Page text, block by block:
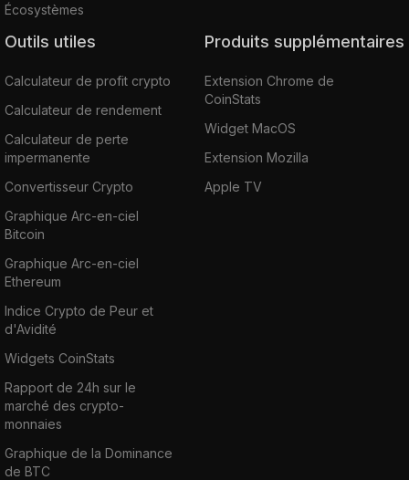
Écosystèmes
Outils utiles
Calculateur de profit crypto
Calculateur de rendement
Calculateur de perte
impermanente
Convertisseur Crypto
Graphique Arc-en-ciel
Bitcoin
Graphique Arc-en-ciel
Ethereum
Indice Crypto de Peur et
d'Avidité
Widgets CoinStats
Rapport de 24h sur le
marché des crypto-
monnaies
Graphique de la Dominance
de BTC
Produits supplémentaires
Extension Chrome de
CoinStats
Widget MacOS
Extension Mozilla
Apple TV